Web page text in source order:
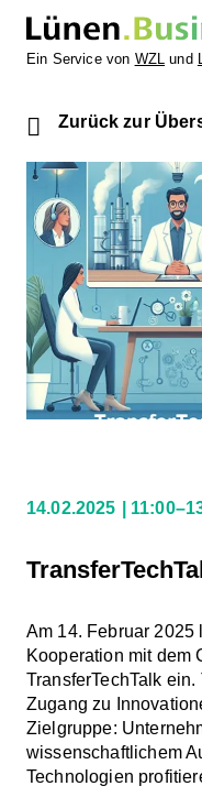
Ein Service von WZL und
Zurück zur
14.02.2025
Am 14. Februar 2025
Kooperation mit dem
TransferTechTalk
Zugang zu
Zielgruppe:
wissenschaftlichem
Technologien